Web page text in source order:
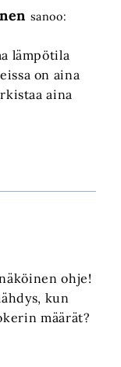
sanoo:
lämpötila
on aina
aina
ohje!
kun
määrät?